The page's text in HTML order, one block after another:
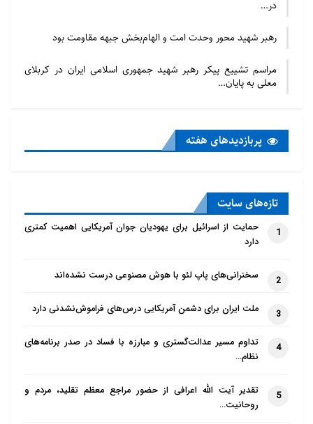
در…
رهبر شهید محور وحدت امت و الهام‌بخش جبهه مقاومت بود
مراسم تشییع پیکر رهبر شهید جمهوری اسلامی ایران در کربلای
معلی به پایان…
پربازدید‌های هفته
تازه‌‌های سایت
1
حمایت از اسرائیل برای یهودیان جوان آمریکایی اهمیت کمتری
دارد
2 سخنرانی‌های پاپ لئو با هوش مصنوعی درست نشده‌اند
3 ملت ایران برای دشمن آمریکایی درس‌های فراموش‌نشدنی دارد
4
تداوم مسیر عدالت‌گستری و مبارزه با فساد در صدر برنامه‌های
نظام…
5
تقدیر آیت الله اعرافی از حضور مراجع معظم تقلید، مردم و
روحانیت…